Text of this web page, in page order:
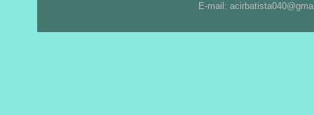
E-mail: